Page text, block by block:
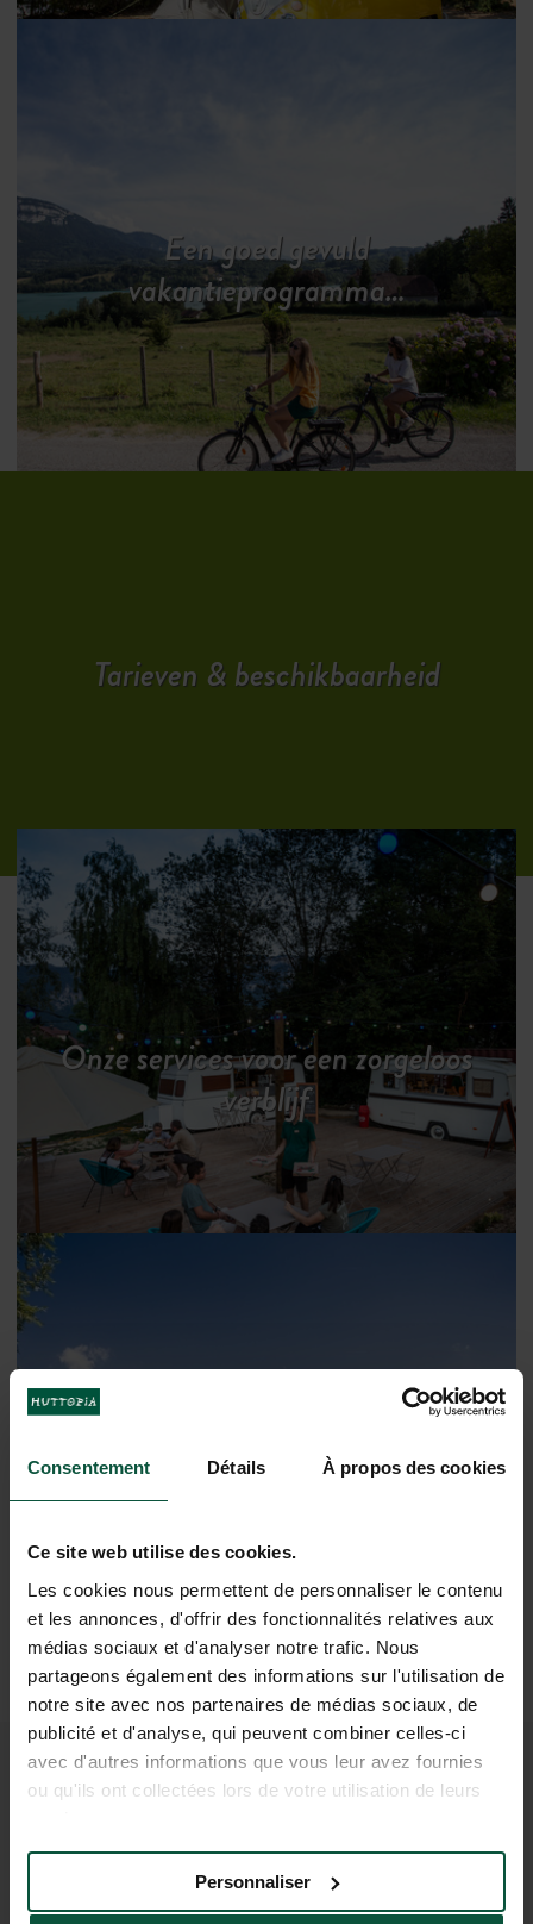
Consentement Détails À propos des cookies
Ce site web utilise des cookies.
Les cookies nous permettent de personnaliser le contenu
et les annonces, d'offrir des fonctionnalités relatives aux
médias sociaux et d'analyser notre trafic. Nous
partageons également des informations sur l'utilisation de
notre site avec nos partenaires de médias sociaux, de
publicité et d'analyse, qui peuvent combiner celles-ci
avec d'autres informations que vous leur avez fournies
ou qu'ils ont collectées lors de votre utilisation de leurs
Personnaliser
Een goed gevuld
vakantieprogramma…
Tarieven & beschikbaarheid
Onze services voor een zorgeloos
verblijf
De regio ontdekken
VAKANTIEDROMEN KOMEN
UIT BIJ LAC D’AIGUEBELETTE